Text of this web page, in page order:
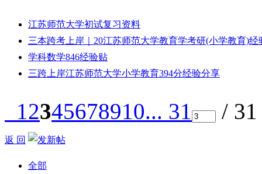
江苏师范大学初试复习资料
三本跨考上岸｜20江苏师范大学教育学考研(小学教育)经
学科数学846经验贴
三跨上岸江苏师范大学小学教育394分经验分享
12345678910... 31 /
返 回
全部